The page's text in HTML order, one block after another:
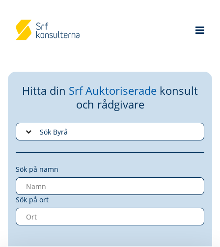
Hitta din Srf Auktoriserade konsult
och rådgivare
Sök på namn
Sök på ort